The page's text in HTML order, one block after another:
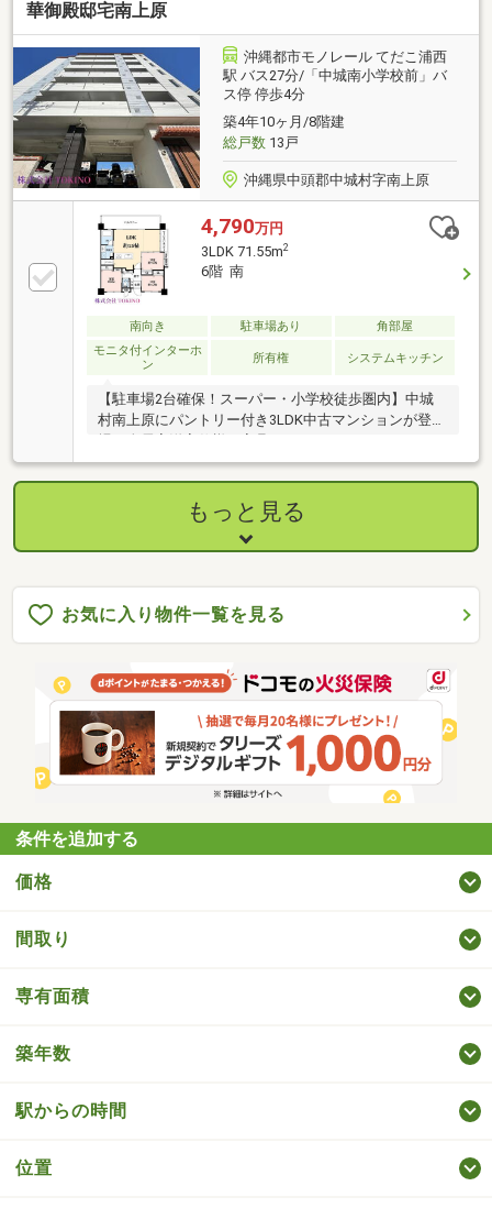
車場は機械式で2台利用可能。周辺にはスーパー、病
院、保育園、小学校が揃い、毎日のお買い物や通院、
お子様の通学も安心です。生活利便性と子育て環境を
兼ね備えた魅力あふれる立地。開放感ある角部屋で、
快適な新生活を始めてみませんか。
華御殿邸宅南上原
沖縄都市モノレール てだこ浦西
駅 バス27分/「中城南小学校前」バ
ス停 停歩4分
築4年10ヶ月/8階建
総戸数13戸
沖縄県中頭郡中城村字南上原
4,790万円
3LDK 71.55m2
6階 南
南向き 駐車場あり
角部屋
モニタ付インターホ
ン
所有権 システムキッチン
【駐車場2台確保！スーパー・小学校徒歩圏内】中城
村南上原にパントリー付き3LDK中古マンションが登
お子さまの成長やライフスタイルの変化にも柔軟に対
応可能。リビングを見渡せる人気の対面式キッチン
は、家族との会話を楽しみながら料理ができる開放的
な空間です。便利なパントリー付きで、食品や調理家
電をすっきり収納できキッチン周りを美しく保てま
約2分と子育て世帯にも安心で便利な立地。住みやす
さと利便性を兼ね備えた中城村南上原で、新しい暮ら
しを始めてみませんか。
もっと見る
お気に入り物件一覧を見る
条件を追加する
価格
間取り
専有面積
築年数
駅からの時間
位置